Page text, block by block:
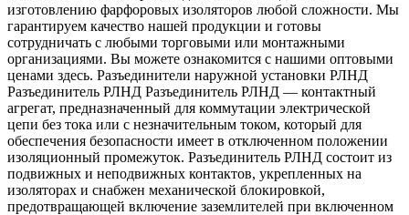
изготовлению фарфоровых изоляторов любой сложности. Мы
гарантируем качество нашей продукции и готовы
сотрудничать с любыми торговыми или монтажными
организациями. Вы можете ознакомится с нашими оптовыми
ценами здесь. Разъединители наружной установки РЛНД
Разъединитель РЛНД Разъединитель РЛНД — контактный
агрегат, предназначенный для коммутации электрической
цепи без тока или с незначительным током, который для
обеспечения безопасности имеет в отключенном положении
изоляционный промежуток. Разъединитель РЛНД состоит из
подвижных и неподвижных контактов, укрепленных на
изоляторах и снабжен механической блокировкой,
предотвращающей включение заземлителей при включенном